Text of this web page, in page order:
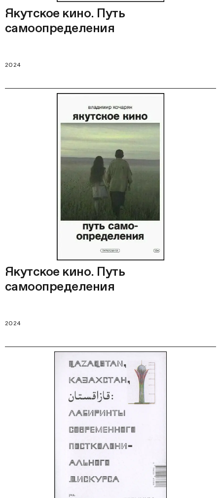
Якутское кино. Путь
самоопределения
2024
Якутское кино. Путь
самоопределения
2024